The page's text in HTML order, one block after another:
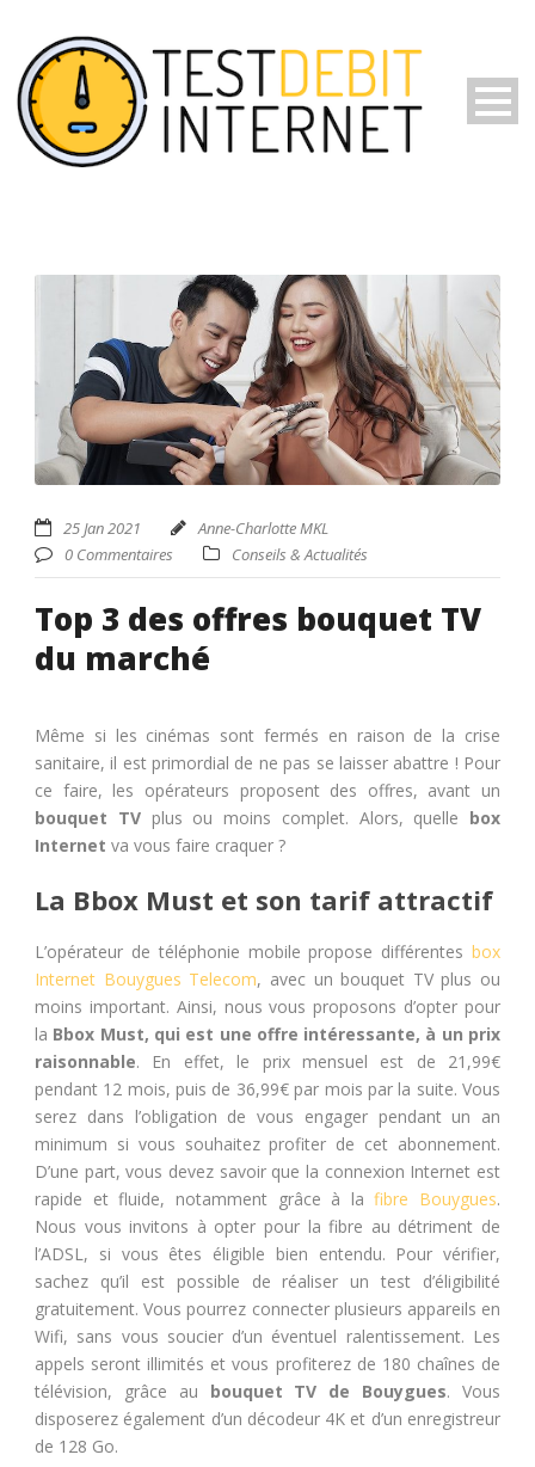
25 Jan 2021
Anne-Charlotte MKL
0 Commentaires
Conseils & Actualités
Top 3 des offres bouquet TV
du marché
Même si les cinémas sont fermés en raison de la crise
sanitaire, il est primordial de ne pas se laisser abattre ! Pour
ce faire, les opérateurs proposent des offres, avant un
bouquet TVplus ou moins complet. Alors, quelle box
Internet va vous faire craquer ?
La Bbox Must et son tarif attractif
L’opérateur de téléphonie mobile propose différentes box
Internet Bouygues Telecom, avec un bouquet TV plus ou
moins important. Ainsi, nous vous proposons d’opter pour
la Bbox Must, qui est une offre intéressante, à un prix
raisonnable. En effet, le prix mensuel est de 21,99€
pendant 12 mois, puis de 36,99€ par mois par la suite. Vous
serez dans l’obligation de vous engager pendant un an
minimum si vous souhaitez profiter de cet abonnement.
D’une part, vous devez savoir que la connexion Internet est
rapide et fluide, notamment grâce à lafibre Bouygues.
Nous vous invitons à opter pour la fibre au détriment de
l’ADSL, si vous êtes éligible bien entendu. Pour vérifier,
sachez qu’il est possible de réaliser un test d’éligibilité
gratuitement. Vous pourrez connecter plusieurs appareils en
Wifi, sans vous soucier d’un éventuel ralentissement. Les
appels seront illimités et vous profiterez de 180 chaînes de
télévision, grâce au bouquet TV de Bouygues. Vous
disposerez également d’un décodeur 4K et d’un enregistreur
de 128 Go.